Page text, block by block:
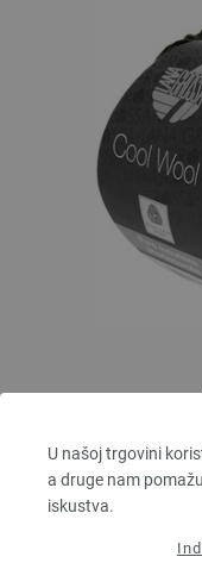
U našoj trgovini
a druge nam
iskustva.
bez PDV-a, dodatno